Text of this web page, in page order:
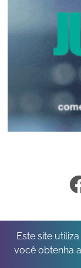
©
Este site
você obtenha